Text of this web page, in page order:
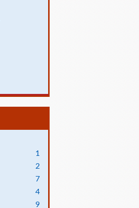
1
2
7
4
9